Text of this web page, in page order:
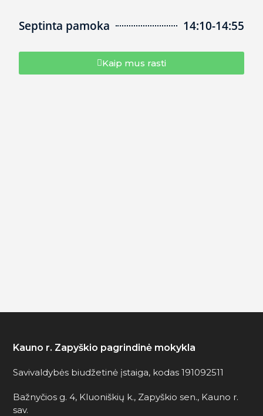
Septinta pamoka 14:10-14:55
Kaip mus rasti
Kauno r. Zapyškio pagrindinė mokykla
Savivaldybės biudžetinė įstaiga, kodas 191092511
Bažnyčios g. 4, Kluoniškių k., Zapyškio sen., Kauno r.
sav.